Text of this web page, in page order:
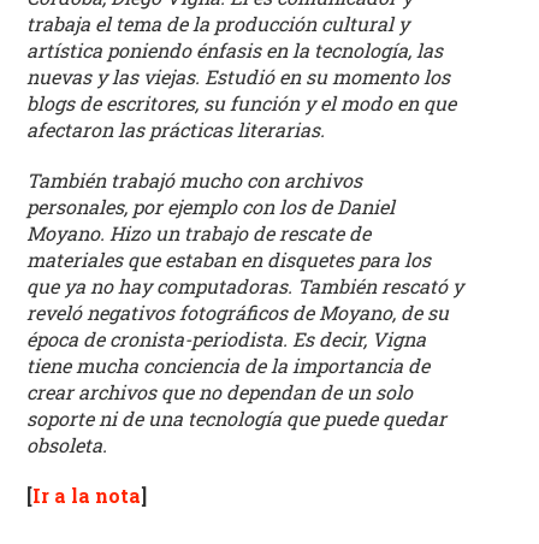
de
las
publicaciones
periódicas
de
provincia
(con
énfasis
en
la
producción
independiente)
dedicadas
la
la
trabaja el tema de la producción cultural y
artística poniendo énfasis en la tecnología, las
nuevas y las viejas. Estudió en su momento los
blogs de escritores, su función y el modo en que
afectaron las prácticas literarias.
También trabajó mucho con archivos
personales, por ejemplo con los de Daniel
Moyano. Hizo un trabajo de rescate de
materiales que estaban en disquetes para los
que ya no hay computadoras. También rescató y
reveló negativos fotográficos de Moyano, de su
época de cronista-periodista. Es decir, Vigna
tiene mucha conciencia de la importancia de
crear archivos que no dependan de un solo
soporte ni de una tecnología que puede quedar
obsoleta.
[Ir a la nota]